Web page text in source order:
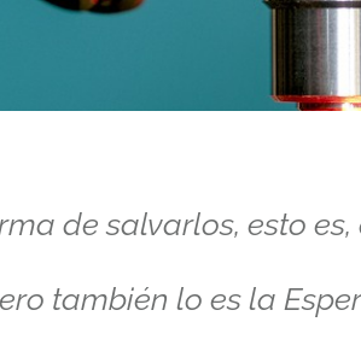
de salvarlos, esto
también lo es la